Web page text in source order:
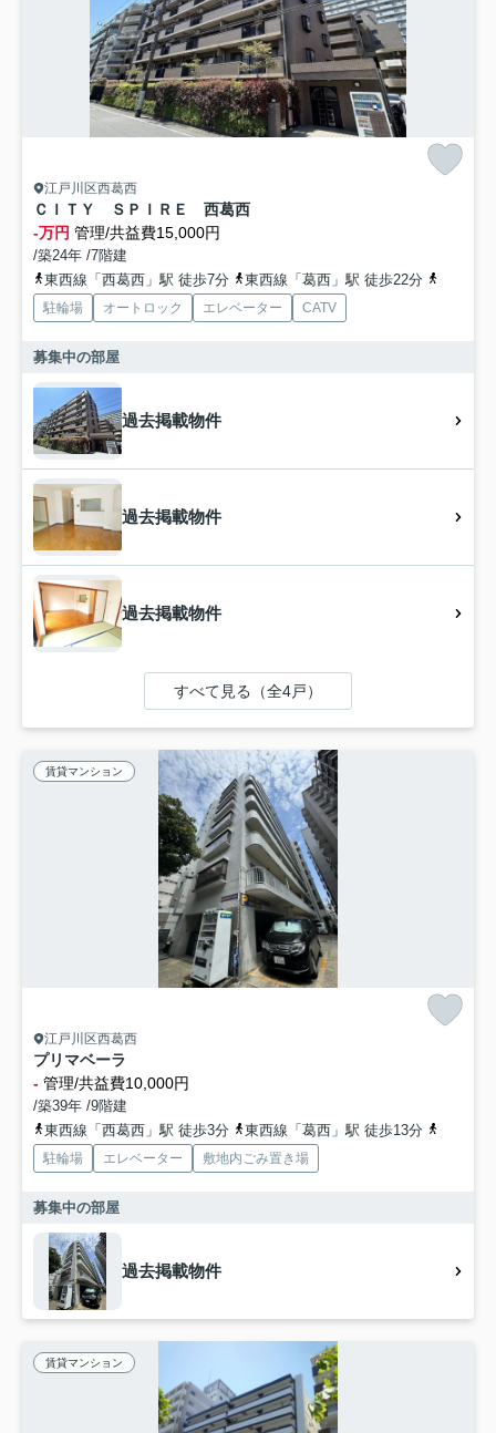
江戸川区西葛西
ＣＩＴＹ ＳＰＩＲＥ 西葛西
-万円 管理/共益費15,000円
/築24年 /7階建
東西線「西葛西」駅 徒歩7分
東西線「葛西」駅 徒歩22分
駐輪場 オートロック エレベーター CATV
募集中の部屋
過去掲載物件
過去掲載物件
過去掲載物件
すべて見る（全4戸）
賃貸マンション
江戸川区西葛西
プリマベーラ
- 管理/共益費10,000円
/築39年 /9階建
東西線「西葛西」駅 徒歩3分
東西線「葛西」駅 徒歩13分
駐輪場 エレベーター 敷地内ごみ置き場
募集中の部屋
過去掲載物件
賃貸マンション